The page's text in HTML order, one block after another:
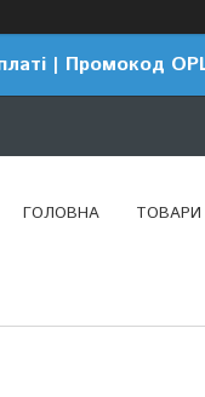
| Промокод
ГОЛОВНА